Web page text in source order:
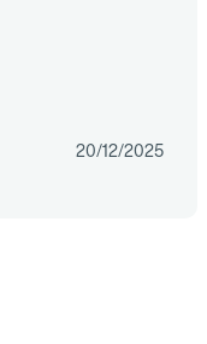
20/12/2025